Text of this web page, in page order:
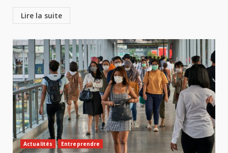
Lire la suite
Actualités Entreprendre